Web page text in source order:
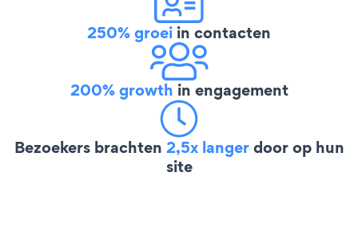
250% groei in contacten
200% growth in engagement
Bezoekers brachten 2,5x langerdoor op hun
site